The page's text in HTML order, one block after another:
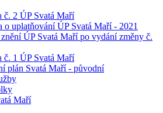
č. 2 ÚP Svatá Maří
o uplatňování ÚP Svatá Maří - 2021
ÚP Svatá Maří po vydání změny č.
č. 1 ÚP Svatá Maří
plán Svatá Maří - původní
Maří